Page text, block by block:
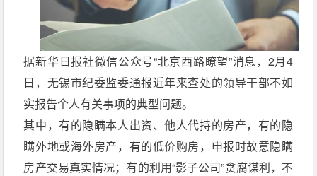
据新华日报社微信公众号“北京西路瞭望”消息，2月4
日，无锡市纪委监委通报近年来查处的领导干部不如
实报告个人有关事项的典型问题。
其中，有的隐瞒本人出资、他人代持的房产，有的隐
瞒外地或海外房产，有的低价购房，申报时故意隐瞒
房产交易真实情况；有的利用“影子公司”贪腐谋利，不